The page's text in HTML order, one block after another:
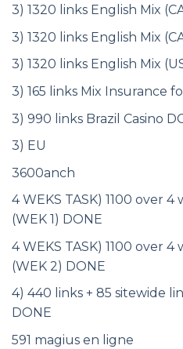
3) 1320 links English Mix
3) 1320 links English Mix
3) 1320 links English Mix
3) 165 links Mix Insurance
3) 990 links Brazil Casino
3) EU
3600anch
4 WEKS TASK) 1100 over 4
(WEK 1) DONE
4 WEKS TASK) 1100 over 4
(WEK 2) DONE
4) 440 links + 85 sitewide
DONE
591 magius en ligne